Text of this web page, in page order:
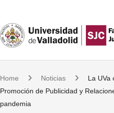
i
t
o
c
o
Home Noticias
La UVa
Promoción de Publicidad y
pandemia